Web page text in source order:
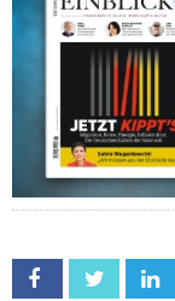
Facebook Twitter